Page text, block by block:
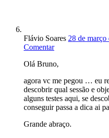
Flávio Soares 28 de
Comentar
Olá Bruno,
agora vc me pegou … eu
descobrir qual sessão e
alguns testes aqui, se
conseguir passa a dica ai
Grande abraço.